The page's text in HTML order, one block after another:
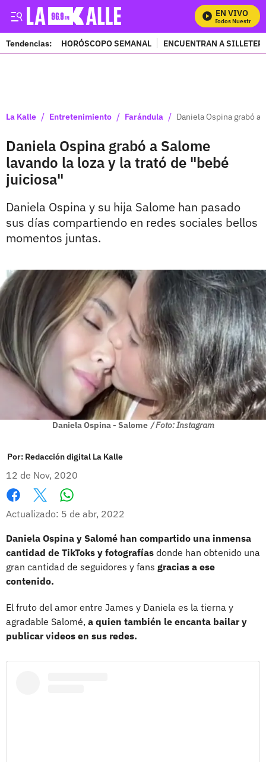
EN VIVO
Mira Todos Nuestros
Tendencias: HORÓSCOPO SEMANAL ENCUENTRAN A
La Kalle / Entretenimiento / Farándula / Daniela Ospina grabó
Daniela Ospina grabó a Salome
lavando la loza y la trató de "bebé
juiciosa"
Daniela Ospina y su hija Salome han pasado
sus días compartiendo en redes sociales bellos
momentos juntas.
Daniela Ospina - Salome / Foto: Instagram
Por: Redacción digital La Kalle
12 de Nov, 2020
Facebook
X
Actualizado: 5 de abr, 2022
Daniela Ospina y Salomé han compartido una inmensa
cantidad de TikToks y fotografías donde han obtenido una
gran cantidad de seguidores y fans gracias a ese
contenido.
El fruto del amor entre James y Daniela es la tierna y
agradable Salomé, a quien también le encanta bailar y
publicar videos en sus redes.